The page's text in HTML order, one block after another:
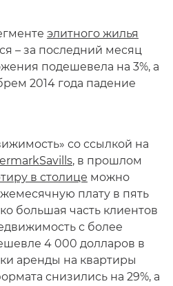
элитного жилья
– за последний месяц
подешевела на 3%, а
2014 года падение
со ссылкой на
, в прошлом
в столице можно
плату в пять
большая часть клиентов
с более
4 000 долларов в
аренды на квартиры
снизились на 29%, а